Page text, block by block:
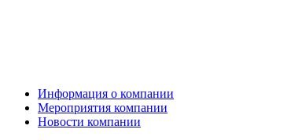
Информация о компании
Мероприятия компании
Новости компании